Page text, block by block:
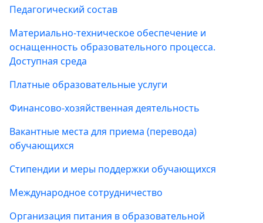
Педагогический состав
Материально-техническое обеспечение и
оснащенность образовательного процесса.
Доступная среда
Платные образовательные услуги
Финансово-хозяйственная деятельность
Вакантные места для приема (перевода)
обучающихся
Стипендии и меры поддержки обучающихся
Международное сотрудничество
Организация питания в образовательной